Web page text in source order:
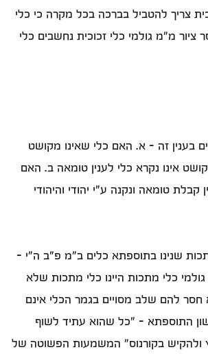
צריך להטביל בברכה בכל מקרה כי כלי
ציור מ"מ גולמי כלי זכוכית נחשבים כלי
בענין זה – א. האם כלי שאינו מקושט
אינו נקרא כלי לענין טומאה ב. האם
קבלת טומאה ונקנה ע"י יהודי והיהודי
שנינו בתוספתא כלים ב"מ פ"ב ה"י –
כלי מתכות היינו כלי מתכות שלא
להם שלב מסויים בגמר הכלי אינם
התוספתא - "כל שהוא עתיד לשוף
ולהקיש בקורנוס" המשמעות הפשוטה של